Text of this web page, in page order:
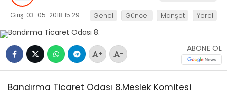
Giriş: 03-05-2018 15:29 Genel Güncel Manşet Yerel
+ -
ABONE OL
Bandırma Ticaret Odası 8.Meslek Komitesi